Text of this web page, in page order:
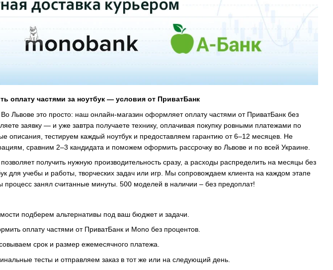
оплату частями за ноутбук — условия от ПриватБанк
Львове это просто: наш онлайн-магазин оформляет оплату частями от ПриватБанк без
заявку — и уже завтра получаете технику, оплачивая покупку ровными платежами по
тестируем каждый ноутбук и предоставляем гарантию от 6–12 месяцев. Не
сравним 2–3 кандидата и поможем оформить рассрочку во Львове и по всей Украине.
получить нужную производительность сразу, а расходы распределить на месяцы без
для учебы и работы, творческих задач или игр. Мы сопровождаем клиента на каждом этапе
занял считанные минуты. 500 моделей в наличии – без предоплат!
подберем альтернативы под ваш бюджет и задачи.
оплату частями от ПриватБанк и Mono без процентов.
срок и размер ежемесячного платежа.
тесты и отправляем заказ в тот же или на следующий день.